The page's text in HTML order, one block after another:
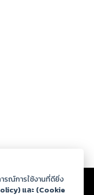
รณ์การใช้งานที่ดียิ่ง
และ (Cookie